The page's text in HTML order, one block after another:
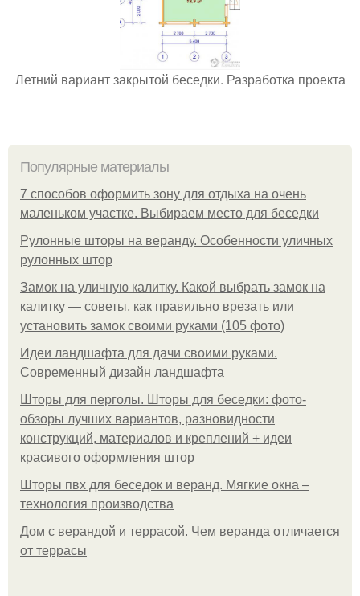
Летний вариант закрытой беседки. Разработка проекта
Популярные материалы
7 способов оформить зону для отдыха на очень
маленьком участке. Выбираем место для беседки
Рулонные шторы на веранду. Особенности уличных
рулонных штор
Замок на уличную калитку. Какой выбрать замок на
калитку — советы, как правильно врезать или
установить замок своими руками (105 фото)
Идеи ландшафта для дачи своими руками.
Современный дизайн ландшафта
Шторы для перголы. Шторы для беседки: фото-
обзоры лучших вариантов, разновидности
конструкций, материалов и креплений + идеи
красивого оформления штор
Шторы пвх для беседок и веранд. Мягкие окна –
технология производства
Дом с верандой и террасой. Чем веранда отличается
от террасы